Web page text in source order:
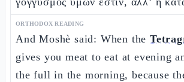
ORTHODOX READING
And Moshè said: When the
gives you meat to eat at evening
the full in the morning, because